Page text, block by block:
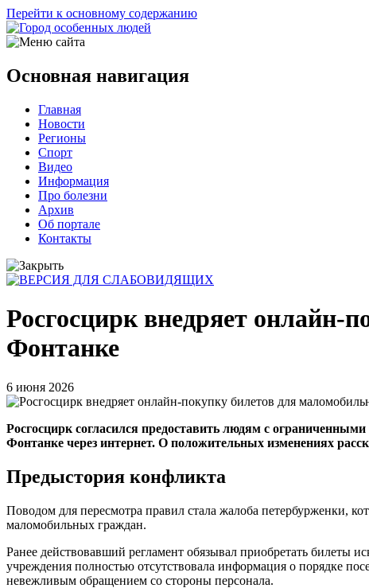
Перейти к основному содержанию
Основная навигация
Главная
Новости
Регионы
Спорт
Видео
Информация
Про болезни
Архив
Об портале
Контакты
Росгосцирк внедряет онлайн-
Фонтанке
6 июня 2026
Росгосцирк согласился предоставить людям с
Фонтанке через интернет. О положительных изменениях
Предыстория конфликта
Поводом для пересмотра правил стала жалоба петербурженки,
маломобильных граждан.
Ранее действовавший регламент обязывал приобретать билеты
учреждения полностью отсутствовала информация о порядке
невежливым обращением со стороны персонала.